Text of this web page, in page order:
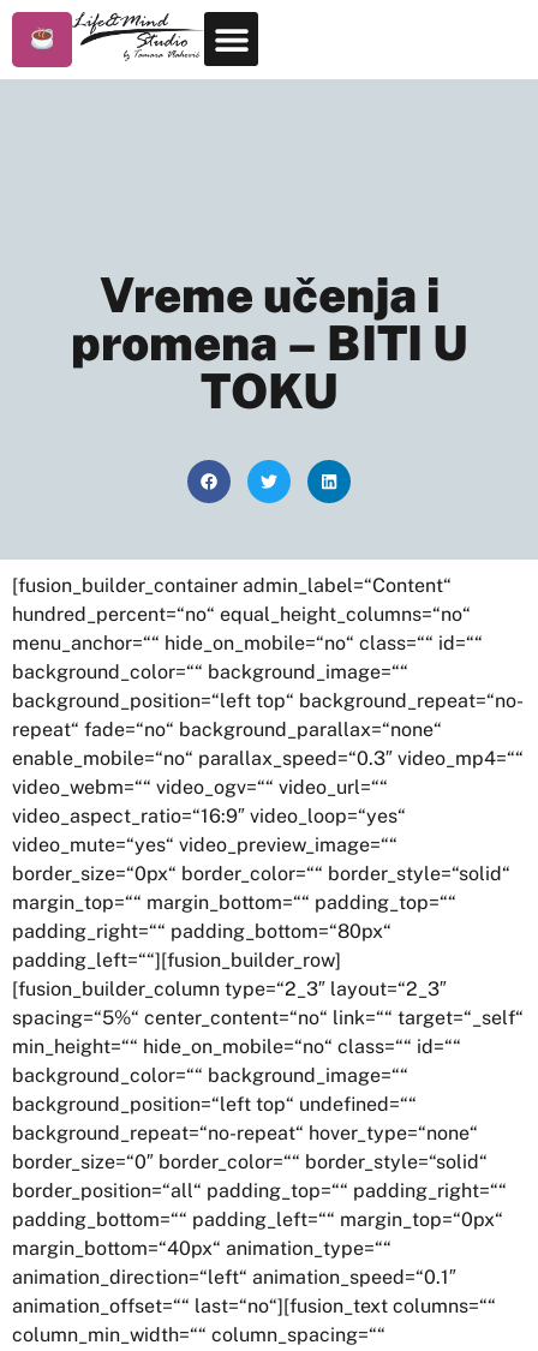
Vreme učenja i
promena – BITI U
TOKU
[fusion_builder_container admin_label=“Content“
hundred_percent=“no“ equal_height_columns=“no“
menu_anchor=““ hide_on_mobile=“no“ class=““ id=““
background_color=““ background_image=““
background_position=“left top“ background_repeat=“no-
repeat“ fade=“no“ background_parallax=“none“
enable_mobile=“no“ parallax_speed=“0.3″ video_mp4=““
video_webm=““ video_ogv=““ video_url=““
video_aspect_ratio=“16:9″ video_loop=“yes“
video_mute=“yes“ video_preview_image=““
border_size=“0px“ border_color=““ border_style=“solid“
margin_top=““ margin_bottom=““ padding_top=““
padding_right=““ padding_bottom=“80px“
padding_left=““][fusion_builder_row]
[fusion_builder_column type=“2_3″ layout=“2_3″
spacing=“5%“ center_content=“no“ link=““ target=“_self“
min_height=““ hide_on_mobile=“no“ class=““ id=““
background_color=““ background_image=““
background_position=“left top“ undefined=““
background_repeat=“no-repeat“ hover_type=“none“
border_size=“0″ border_color=““ border_style=“solid“
border_position=“all“ padding_top=““ padding_right=““
padding_bottom=““ padding_left=““ margin_top=“0px“
margin_bottom=“40px“ animation_type=““
animation_direction=“left“ animation_speed=“0.1″
animation_offset=““ last=“no“][fusion_text columns=““
column_min_width=““ column_spacing=““